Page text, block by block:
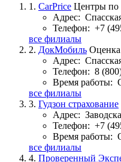
1. CarPrice Центры по
Адрес:
Телефон: +7
все филиалы
2. ДокМобиль
Адрес:
Телефон: 8
Время работы:
все филиалы
3. Гудзон страхование
Адрес:
Телефон: +7
Время работы:
все филиалы
4. Проверенный